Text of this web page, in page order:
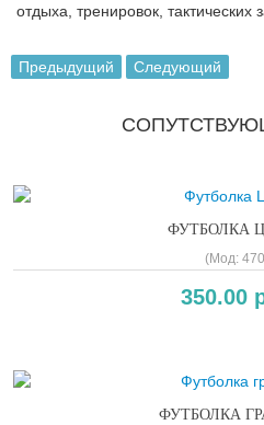
отдыха, тренировок, тактических
Предыдущий Следующий
ФУТБОЛКА
(Мод: 470
350.00
ФУТБОЛКА